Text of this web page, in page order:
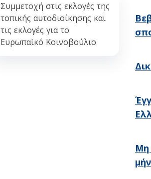
Συμμετοχή στις εκλογές της
τοπικής αυτοδιοίκησης και
τις εκλογές για το
Ευρωπαϊκό Κοινοβούλιο
Μη